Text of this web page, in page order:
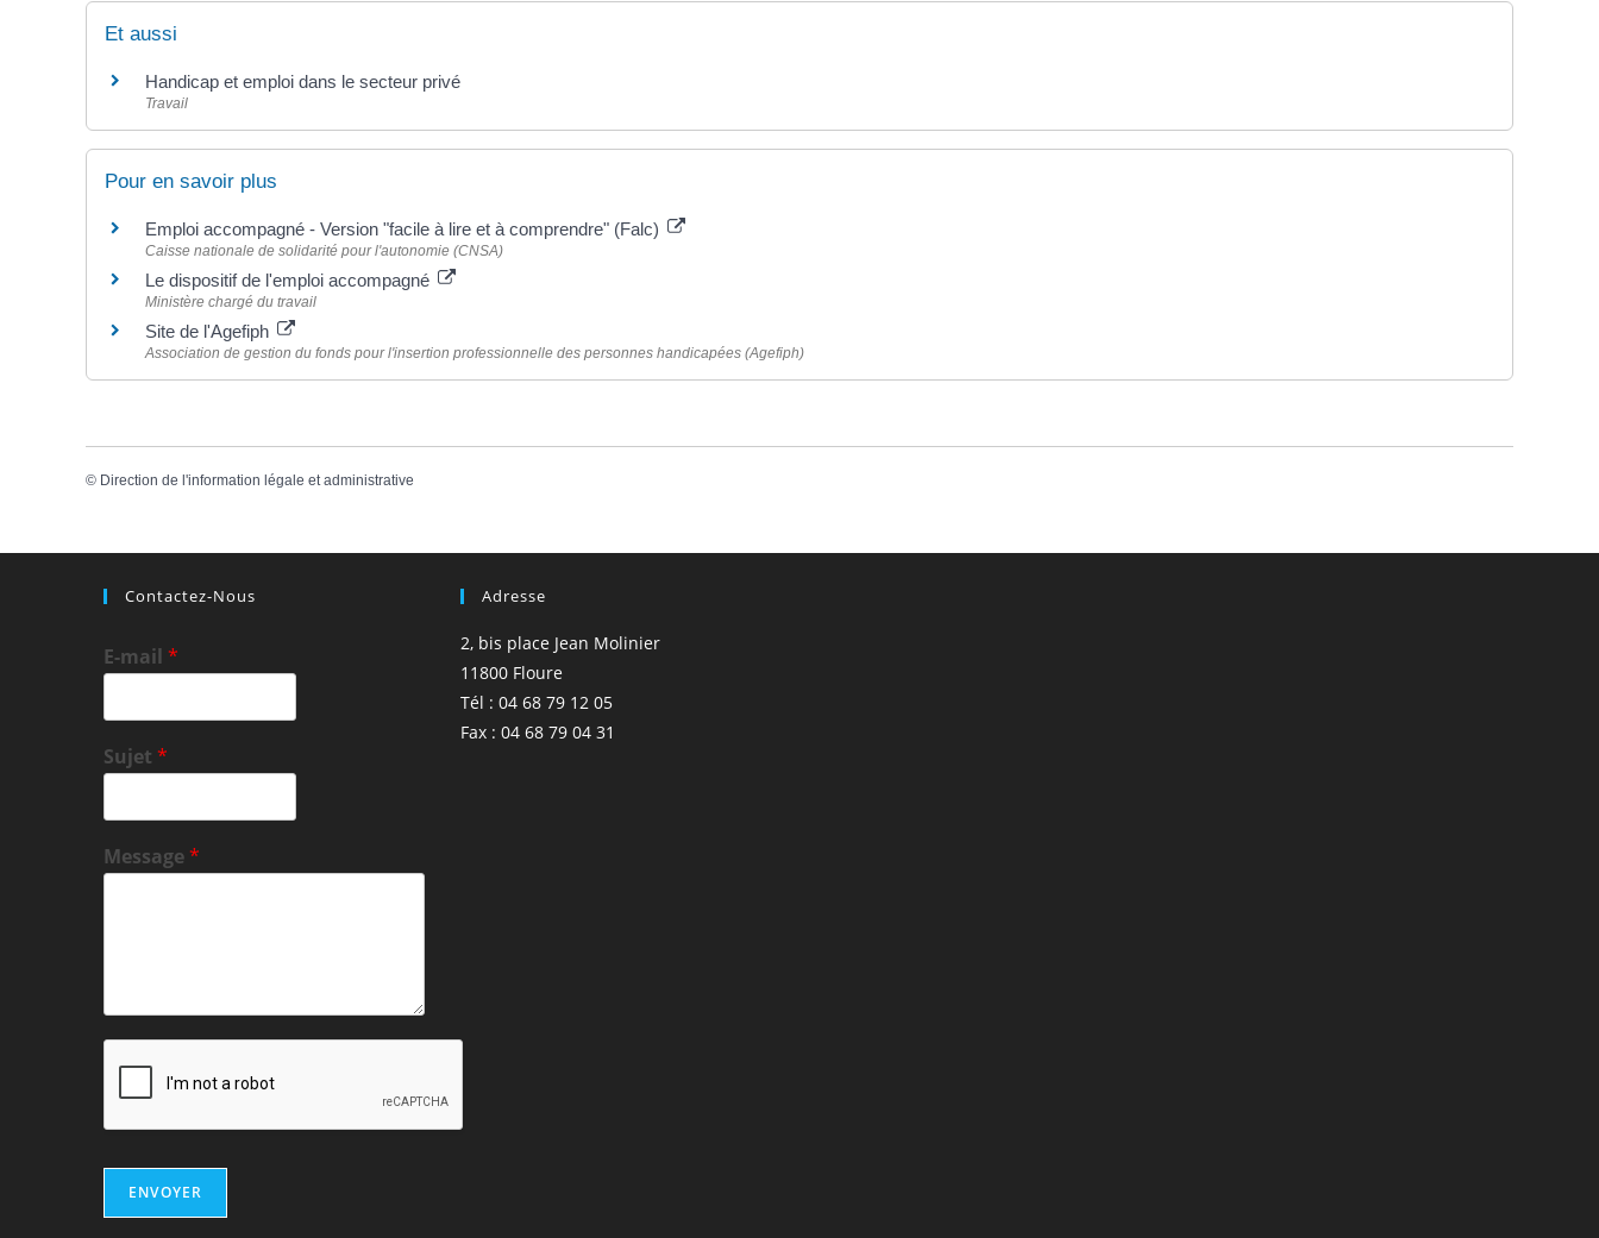
Et aussi
Handicap et emploi dans le secteur privé
Travail
Pour en savoir plus
Emploi accompagné - Version "facile à lire et à comprendre" (Falc)
Caisse nationale de solidarité pour l'autonomie (CNSA)
Le dispositif de l'emploi accompagné
Ministère chargé du travail
Site de l'Agefiph
Association de gestion du fonds pour l'insertion professionnelle des personnes handicapées (Agefiph)
© Direction de l'information légale et administrative
Contactez-Nous
E-mail *
Sujet *
Message*
ENVOYER
Adresse
2, bis place Jean Molinier
11800 Floure
Tél : 04 68 79 12 05
Fax : 04 68 79 04 31